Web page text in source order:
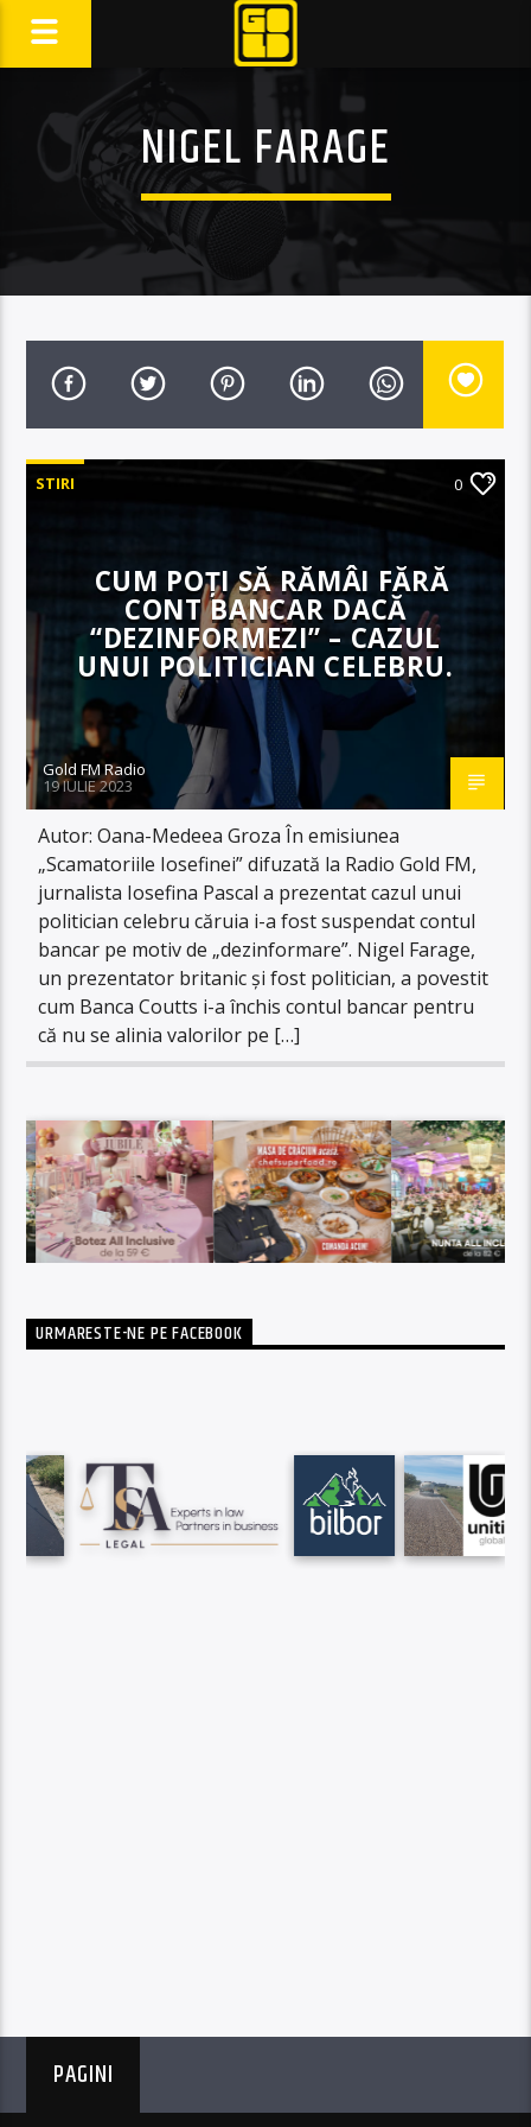
NIGEL FARAGE
STIRI 0
CUM POȚI SĂ RĂMÂI FĂRĂ
CONT BANCAR DACĂ
“DEZINFORMEZI” – CAZUL
UNUI POLITICIAN CELEBRU.
Gold FM Radio
19 IULIE 2023
Autor: Oana-Medeea Groza În emisiunea
„Scamatoriile Iosefinei” difuzată la Radio Gold FM,
jurnalista Iosefina Pascal a prezentat cazul unui
politician celebru căruia i-a fost suspendat contul
bancar pe motiv de „dezinformare”. Nigel Farage,
un prezentator britanic și fost politician, a povestit
cum Banca Coutts i-a închis contul bancar pentru
că nu se alinia valorilor pe […]
URMARESTE-NE PE FACEBOOK
PAGINI